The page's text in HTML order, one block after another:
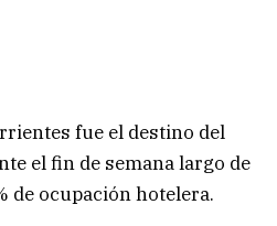
fue el destino del
el fin de semana largo de
de ocupación hotelera.